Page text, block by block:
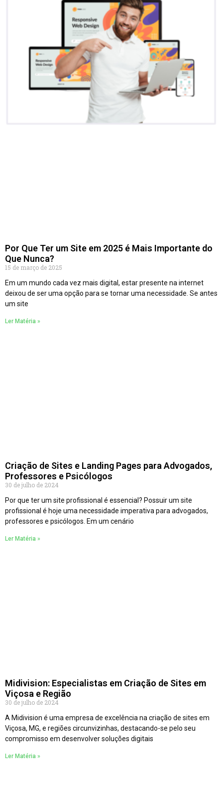
Por Que Ter um Site em 2025 é Mais Importante do
Que Nunca?
15 de março de 2025
Em um mundo cada vez mais digital, estar presente na internet
deixou de ser uma opção para se tornar uma necessidade. Se antes
um site
Ler Matéria »
Criação de Sites e Landing Pages para Advogados,
Professores e Psicólogos
30 de julho de 2024
Por que ter um site profissional é essencial? Possuir um site
profissional é hoje uma necessidade imperativa para advogados,
professores e psicólogos. Em um cenário
Ler Matéria »
Midivision: Especialistas em Criação de Sites em
Viçosa e Região
30 de julho de 2024
A Midivision é uma empresa de excelência na criação de sites em
Viçosa, MG, e regiões circunvizinhas, destacando-se pelo seu
compromisso em desenvolver soluções digitais
Ler Matéria »